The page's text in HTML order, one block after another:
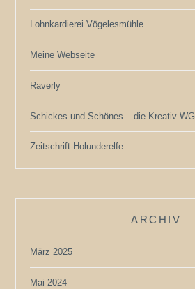
Lohnkardierei Vögelesmühle
Meine Webseite
Raverly
Schickes und Schönes – die Kreativ WG
Zeitschrift-Holunderelfe
ARCHIV
März 2025
Mai 2024